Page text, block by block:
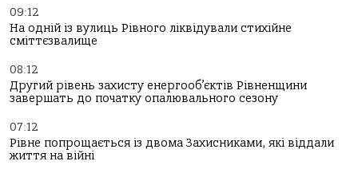
09:12
На одній із вулиць Рівного ліквідували стихійне
сміттєзвалище
08:12
Другий рівень захисту енергооб’єктів Рівненщини
завершать до початку опалювального сезону
07:12
Рівне попрощається із двома Захисниками, які віддали
життя на війні